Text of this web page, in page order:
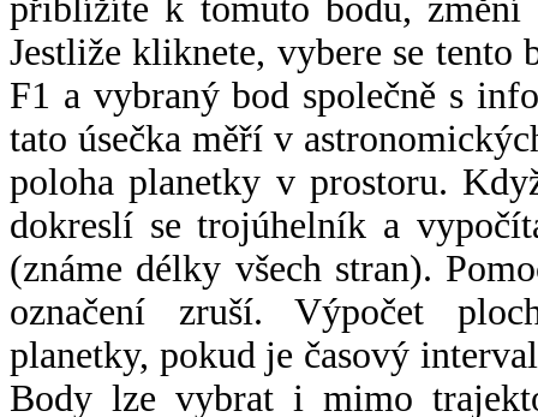
přiblížíte k tomuto bodu,
Jestliže kliknete, vybere se tento
F1 a vybraný bod společně s
tato úsečka měří v
poloha planetky v prostoru.
dokreslí se trojúhelník a
(známe délky všech stran).
označení zruší. Výpočet
planetky, pokud je časový
Body lze vybrat i mimo